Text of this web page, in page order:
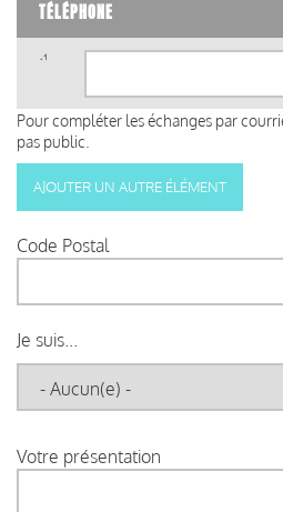
TÉLÉPHONE
1)
Pour compléter les échanges par
pas public.
Code Postal
Je suis...
Votre présentation